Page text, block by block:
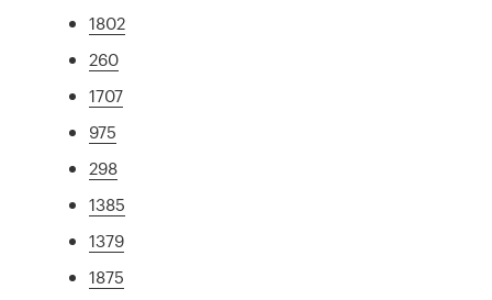
1802
260
1707
975
298
1385
1379
1875